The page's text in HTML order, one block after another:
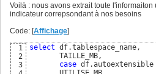
Voilà : nous avons extrait toute
indicateur correpsondant à nos besoins
Code: [Affichage]
1
2
3
select df.tablespace_name,
       TAILLE_MB,
case df.autoextensible